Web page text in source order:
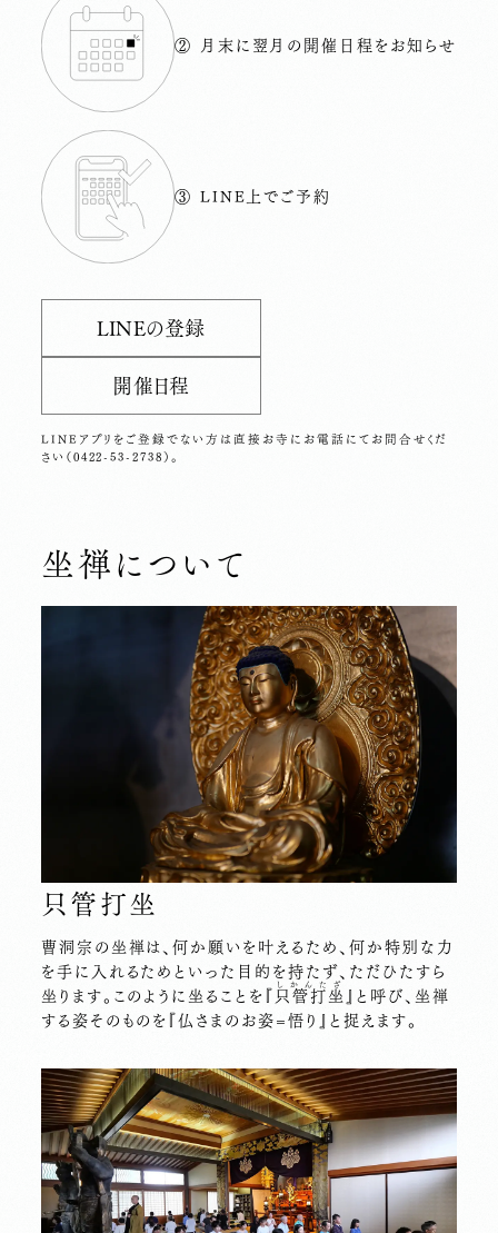
② 月末に翌月の開催日程をお知らせ
③ LINE上でご予約
LINEの登録
開催日程
LINEアプリをご登録でない方は直接お寺にお電話にてお問合せくだ
さい（0422-53-2738）。
坐禅について
只管打坐
曹洞宗の坐禅は、何か願いを叶えるため、何か特別な力
を手に入れるためといった目的を持たず、ただひたすら
坐ります。このように坐ることを『
只管打坐
しかんたざ
』と呼び、坐禅
する姿そのものを『仏さまのお姿=悟り』と捉えます。